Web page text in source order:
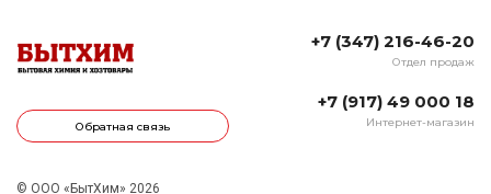
Обратная связь
+7 (347) 216-46-20
Отдел продаж
+7 (917) 49 000 18
Интернет-магазин
© ООО «БытХим» 2026